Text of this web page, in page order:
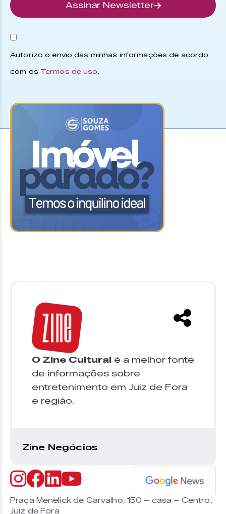
Assinar Newsletter
Autorizo o envio das minhas informações de acordo
com os Termos de uso.
O Zine Cultural é a melhor fonte
de informações sobre
entretenimento em Juiz de Fora
e região.
Zine Negócios
Praça Menelick de Carvalho, 150 – casa – Centro,
Juiz de Fora